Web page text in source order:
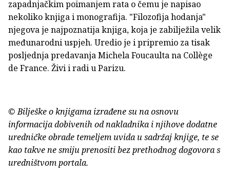
zapadnjačkim poimanjem rata o čemu je napisao
nekoliko knjiga i monografija. "Filozofija hodanja"
njegova je najpoznatija knjiga, koja je zabilježila velik
međunarodni uspjeh. Uredio je i pripremio za tisak
posljednja predavanja Michela Foucaulta na Collège
de France. Živi i radi u Parizu.
© Bilješke o knjigama izrađene su na osnovu
informacija dobivenih od nakladnika i njihove dodatne
uredničke obrade temeljem uvida u sadržaj knjige, te se
kao takve ne smiju prenositi bez prethodnog dogovora s
uredništvom portala.